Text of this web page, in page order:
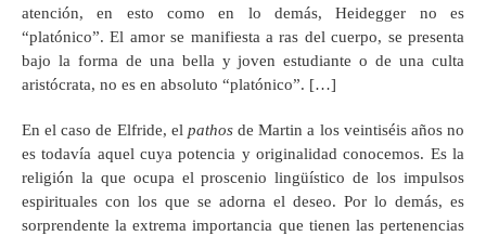
atención, en esto como en lo demás, Heidegger no es
“platónico”. El amor se manifiesta a ras del cuerpo, se presenta
bajo la forma de una bella y joven estudiante o de una culta
aristócrata, no es en absoluto “platónico”. […]
En el caso de Elfride, el pathosde Martin a los veintiséis años no
es todavía aquel cuya potencia y originalidad conocemos. Es la
religión la que ocupa el proscenio lingüístico de los impulsos
espirituales con los que se adorna el deseo. Por lo demás, es
sorprendente la extrema importancia que tienen las pertenencias